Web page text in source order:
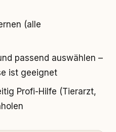
(alle
passend auswählen –
ist geeignet
Profi-Hilfe (Tierarzt,